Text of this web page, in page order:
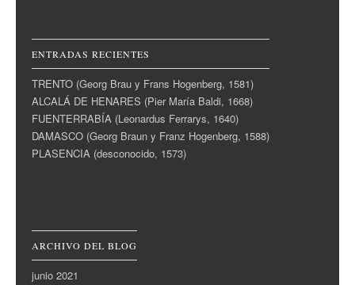
ENTRADAS RECIENTES
TRENTO (Georg Brau y Frans Hogenberg, 1581)
ALCALÁ DE HENARES (Pier María Baldi, 1668)
FUENTERRABÍA (Leonardus Ferrarys, 1640)
DAMASCO (Georg Braun y Franz Hogenberg, 1588)
PLASENCIA (desconocido, 1573)
ARCHIVO DEL BLOG
junio 2021